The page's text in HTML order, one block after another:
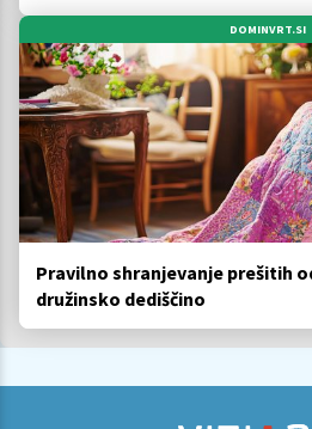
DOMINVRT.SI
Pravilno shranjevanje prešitih
družinsko dediščino